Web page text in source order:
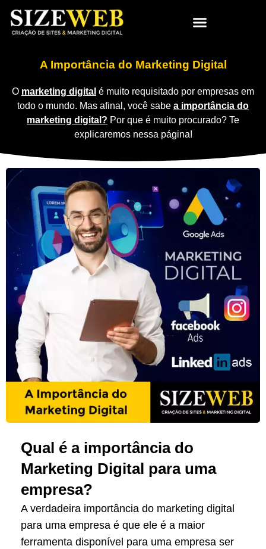
A Importância do Marketing Digital
O marketing digital é muito requisitado por empresas em
todo o mundo. Mas afinal, você sabe a importância do
marketing digital? Por que é muito procurado? Te
explicaremos nessa página!
Qual é a importância do
Marketing Digital para uma
empresa?
A verdadeira importância do marketing digital
para uma empresa é que ele é a maior
ferramenta disponível para uma empresa ser